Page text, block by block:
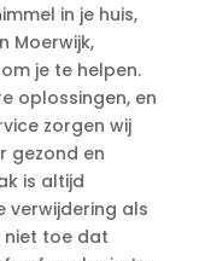
in je huis,
Moerwijk,
je te helpen.​
oplossingen, en
zorgen wij
gezond en
is altijd
verwijdering als
niet toe dat